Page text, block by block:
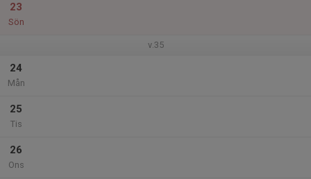
23
Sön
v.35
24
Mån
25
Tis
26
Ons